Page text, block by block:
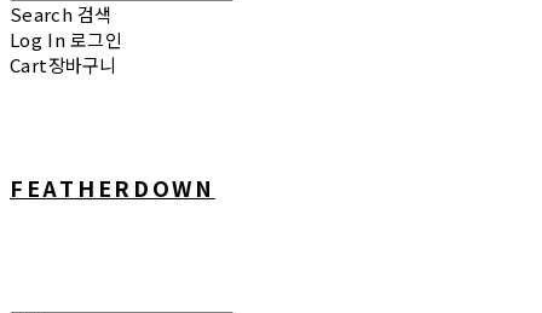
Search 검색
Log In 로그인
Cart장바구니
FEATHERDOWN